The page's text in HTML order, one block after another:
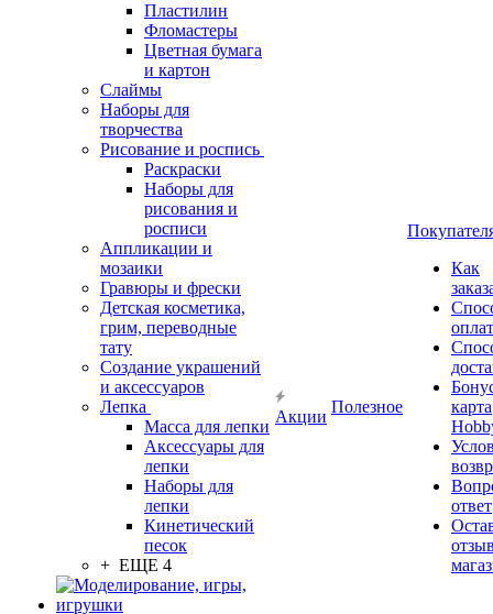
Пластилин
Фломастеры
Цветная бумага
и картон
Слаймы
Наборы для
творчества
Рисование и роспись
Раскраски
Наборы для
рисования и
росписи
Аппликации и
мозаики
Гравюры и фрески
Детская косметика,
грим, переводные
тату
Создание украшений
и аксессуаров
Лепка
Масса для лепки
Аксессуары для
лепки
Наборы для
лепки
Кинетический
песок
+ ЕЩЕ 4
Акции
Полезное
Как
карта
ответ